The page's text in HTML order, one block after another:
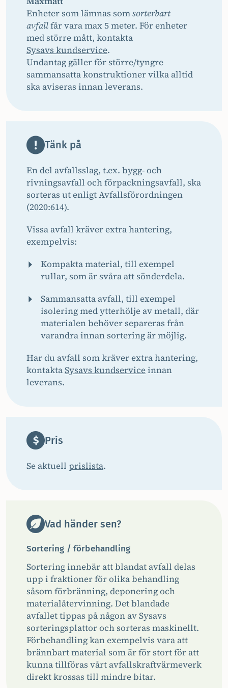
Enheter som lämnas somsorterbart
avfallfår vara max 5 meter. För enheter
med större mått, kontakta
Sysavs kundservice.
Undantag gäller för större/tyngre
sammansatta konstruktioner vilka alltid
ska aviseras innan leverans.
Tänk på
En del avfallsslag, t.ex. bygg- och
rivningsavfall och förpackningsavfall, ska
sorteras ut enligt Avfallsförordningen
(2020:614).
Vissa avfall kräver extra hantering,
exempelvis:
Kompakta material, till exempel
rullar, som är svåra att sönderdela.
Sammansatta avfall, till exempel
isolering med ytterhölje av metall, där
materialen behöver separeras från
varandra innan sortering är möjlig.
Har du avfall som kräver extra hantering,
kontaktaSysavs kundserviceinnan
leverans.
Pris
Se aktuell prislista.
Vad händer sen?
Sortering / förbehandling
Sortering innebär att blandat avfall delas
upp i fraktioner för olika behandling
såsom förbränning, deponering och
materialåtervinning. Det blandade
avfallet tippas på någon av Sysavs
sorteringsplattor och sorteras maskinellt.
Förbehandling kan exempelvis vara att
brännbart material som är för stort för att
kunna tillföras vårt avfallskraftvärmeverk
direkt krossas till mindre bitar.